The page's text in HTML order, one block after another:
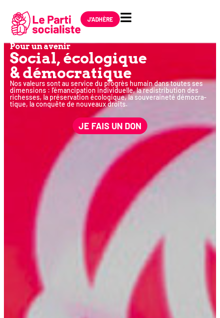
J'ADHÈRE
Pour un avenir
Social, éco­lo­gique
& démocratique
Nos valeurs sont au ser­vice du pro­grès humain dans toutes ses
dimen­sions : l’émancipation indi­vi­duelle, la redis­tri­bu­tion des
richesses, la pré­ser­va­tion éco­lo­gique, la sou­ve­rai­ne­té démo­cra­
tique, la conquête de nou­veaux droits.
JE FAIS UN DON